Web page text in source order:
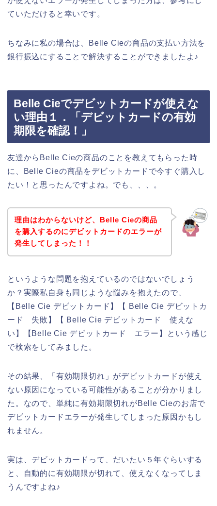
ていただけると幸いです。
ちなみに私の場合は、Belle Cieの商品の支払い方法を
銀行振込にすることで解決することができましたよ♪
Belle Cieでデビットカードが使えな
い理由１．「デビットカードの有効
期限を確認！」
友達からBelle Cieの商品のことを教えてもらった時
に、Belle Cieの商品をデビットカードで今すぐ購入し
たい！と思ったんですよね。でも、、、。
理由はわからないけど、Belle Cieの商品
を購入するのにデビットカードのエラーが
発生してしまった！！
というような問題を抱えているのではないでしょう
か？実際私自身も同じような悩みを抱えたので、
【Belle Cie デビットカード】【 Belle Cie デビットカ
ード 失敗】【 Belle Cie デビットカード 使えな
い】【Belle Cie デビットカード エラー】という感じ
で検索をしてみました。
その結果、「有効期限切れ」がデビットカードが使え
ない原因になっている可能性があることが分かりまし
た。なので、単純に有効期限切れがBelle Cieのお店で
デビットカードエラーが発生してしまった原因かもし
れません。
実は、デビットカードって、だいたい５年ぐらいする
と、自動的に有効期限が切れて、使えなくなってしま
うんですよね♪